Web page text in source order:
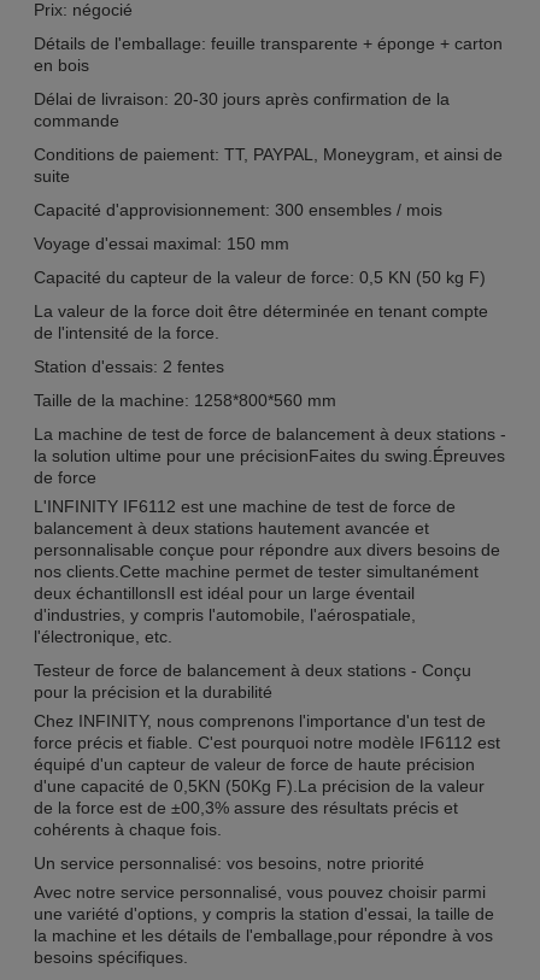
Prix: négocié
Détails de l'emballage: feuille transparente + éponge + carton
en bois
Délai de livraison: 20-30 jours après confirmation de la
commande
Conditions de paiement: TT, PAYPAL, Moneygram, et ainsi de
suite
Capacité d'approvisionnement: 300 ensembles / mois
Voyage d'essai maximal: 150 mm
Capacité du capteur de la valeur de force: 0,5 KN (50 kg F)
La valeur de la force doit être déterminée en tenant compte
de l'intensité de la force.
Station d'essais: 2 fentes
Taille de la machine: 1258*800*560 mm
La machine de test de force de balancement à deux stations -
la solution ultime pour une précisionFaites du swing. Épreuves
de force
L'INFINITY IF6112 est une machine de test de force de
balancement à deux stations hautement avancée et
personnalisable conçue pour répondre aux divers besoins de
nos clients.Cette machine permet de tester simultanément
deux échantillonsIl est idéal pour un large éventail
d'industries, y compris l'automobile, l'aérospatiale,
l'électronique, etc.
Testeur de force de balancement à deux stations - Conçu
pour la précision et la durabilité
Chez INFINITY, nous comprenons l'importance d'un test de
force précis et fiable. C'est pourquoi notre modèle IF6112 est
équipé d'un capteur de valeur de force de haute précision
d'une capacité de 0,5KN (50Kg F).La précision de la valeur
de la force est de ±00,3% assure des résultats précis et
cohérents à chaque fois.
Un service personnalisé: vos besoins, notre priorité
Avec notre service personnalisé, vous pouvez choisir parmi
une variété d'options, y compris la station d'essai, la taille de
la machine et les détails de l'emballage,pour répondre à vos
besoins spécifiques.